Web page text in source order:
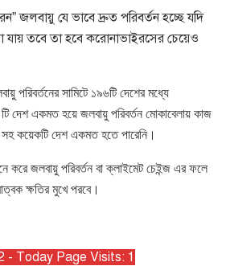
জলবায়ু যে ভাবে দ্রুত পরিবর্তন হচ্ছে যদি
যায় তবে তা হবে করোনাভাইরসের চেয়েও
পরিবর্তনের সামিটে ১৯৬টি দেশের মধ্যে
দেশ একমত হয়ে জলবায়ু পরিবর্তন মোকাবেলায় কাজ
কয়েকটি দেশ একমত হতে পারেনি।
করে জলবায়ু পরিবর্তন বা ক্লাইমেট চেইন্জ এর ফলে
ক্ষতির মুখে পরবে।
- Today Page Visits: 1